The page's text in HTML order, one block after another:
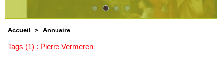
Accueil > Annuaire
Tags (1) : Pierre Vermeren